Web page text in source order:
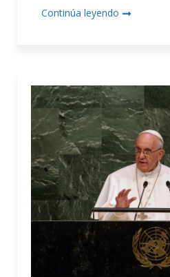
Continúa leyendo